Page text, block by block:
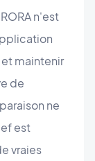
n'est
maintenir
de
ne
est
vraies